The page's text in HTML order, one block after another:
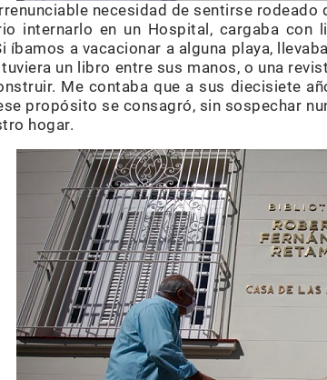
necesidad de sentirse
internarlo en un Hospital, cargaba
íbamos a vacacionar a alguna playa,
un libro entre sus manos, o una
Me contaba que a sus diecisiete
propósito se consagró, sin sospechar
hogar.